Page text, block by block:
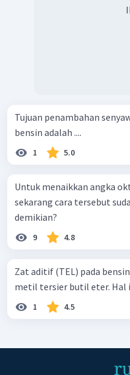
Tujuan penambahan
bensin adalah ....
1 5.0
Untuk menaikkan angka
sekarang cara tersebut
demikian?
9 4.8
Zat aditif (TEL) pada
metil tersier butil eter. Hal
1 4.5